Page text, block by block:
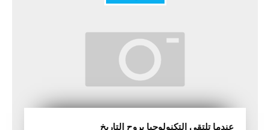
عندما تلتقي التكنولوجيا بروح التاريخ